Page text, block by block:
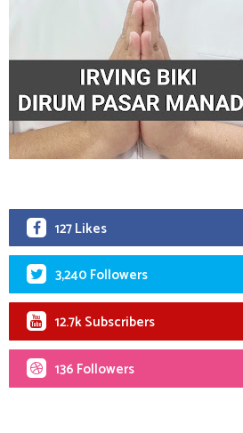
127 Likes
3,240 Followers
12.7k Subscribers
136 Followers